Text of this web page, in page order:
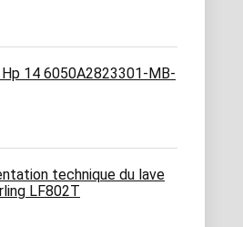
Hp 14 6050A2823301-MB-
technique du lave
LF802T